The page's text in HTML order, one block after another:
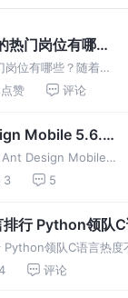
热门岗位有哪
位有哪些？随着更
、收集、存储和分析
于分析商业和运营绩
此衍
点赞 评论
Mobile 5.6.0
Design Mobile（
zh ）
3 5
行 Python领队
领队C语言热度
都上涨了1%。在
评论